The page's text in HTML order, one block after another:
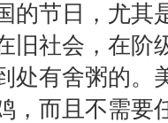
节日，尤其
旧社会，在阶
处有舍粥的。
，而且不需要